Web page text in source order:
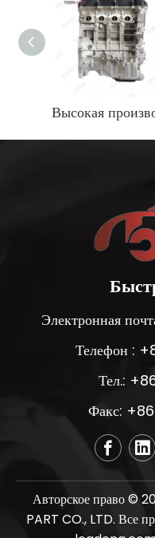
Электронная
Телефон :
Тел.:
Факс:
Авторское право ©
PART CO., LTD. Все